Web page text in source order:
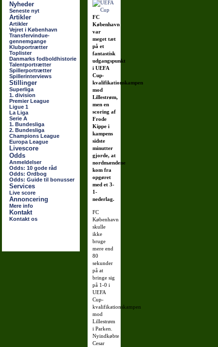
Nyheder
Seneste nyt
Artikler
Artikler
Vejret i København
Transfervindue-
gennemgange
Klubportrætter
Toplister
Danmarks fodboldhistorie
Talentportrætter
Spillerportrætter
Spillerinterviews
Stillinger
Superliga
1. division
Premier League
Ligue 1
La Liga
Serie A
1. Bundesliga
2. Bundesliga
Champions League
Europa League
Livescore
Odds
Anmeldelser
Odds: 10 gode råd
Odds: Ordbog
Odds: Guide til bonusser
Services
Live score
Annoncering
Mere info
Kontakt
Kontakt os
FC
København
var
meget tæt
på et
fantastisk
udgangspunkt
i UEFA
Cup-
kvalifikationskampen
mod
Lillestrøm,
men en
scoring af
Frode
Kippe i
kampens
sidste
minutter
gjorde, at
nordmændene
kom fra
opgøret
med et 3-
1-
nederlag.
FC
København
skulle
ikke
bruge
mere end
80
sekunder
på at
bringe sig
på 1-0 i
UEFA
Cup-
kvalifikationskampen
mod
Lillestrøm
i Parken.
Nyindkøbte
Cesar